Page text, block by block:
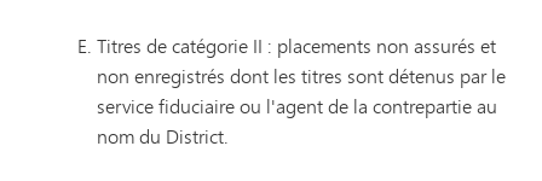
Titres de catégorie II : placements non assurés et
non enregistrés dont les titres sont détenus par le
service fiduciaire ou l'agent de la contrepartie au
nom du District.